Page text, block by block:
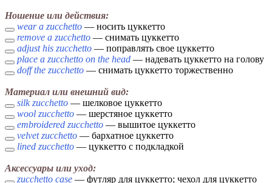
Ношение или действия:
wear a zucchetto — носить цуккетто
remove a zucchetto — снимать цуккетто
adjust his zucchetto — поправлять свое цуккетто
place a zucchetto on the head — надевать цуккетто на голову
doff the zucchetto — снимать цуккетто торжественно
Материал или внешний вид:
silk zucchetto — шелковое цуккетто
wool zucchetto — шерстяное цуккетто
embroidered zucchetto — вышитое цуккетто
velvet zucchetto — бархатное цуккетто
lined zucchetto — цуккетто с подкладкой
Аксессуары или уход:
zucchetto case — футляр для цуккетто; чехол для цуккетто